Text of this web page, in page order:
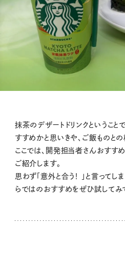
抹茶のデザートドリンクというこ
すすめかと思いきや、ご飯ものと
ここでは、開発担当者さんおすす
ご紹介します。
思わず「意外と合う！ 」と言ってし
らではのおすすめをぜひ試してみ